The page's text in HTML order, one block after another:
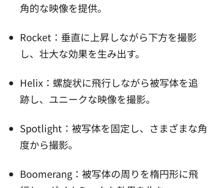
角的な映像を提供。
Rocket：垂直に上昇しながら下方を撮影
し、壮大な効果を生み出す。
Helix：螺旋状に飛行しながら被写体を追
跡し、ユニークな映像を撮影。
Spotlight：被写体を固定し、さまざまな角
度から撮影。
Boomerang：被写体の周りを楕円形に飛